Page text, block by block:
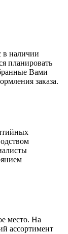
в наличии
планировать
Вами
заказа.
место. На
ассортимент